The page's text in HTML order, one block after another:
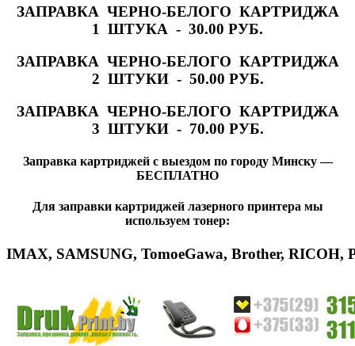
ЗАПРАВКА ЧЕРНО-БЕЛОГО КАРТРИДЖА
1 ШТУКА - 30.00 РУБ.
ЗАПРАВКА ЧЕРНО-БЕЛОГО КАРТРИДЖА
2 ШТУКИ - 50.00 РУБ.
ЗАПРАВКА ЧЕРНО-БЕЛОГО КАРТРИДЖА
3 ШТУКИ - 70.00 РУБ.
Заправка картриджей с выездом по городу Минску —
БЕСПЛАТНО
Для заправки картриджей лазерного принтера мы
используем тонер:
IMAX, SAMSUNG, TomoeGawa, Brother, RICOH,